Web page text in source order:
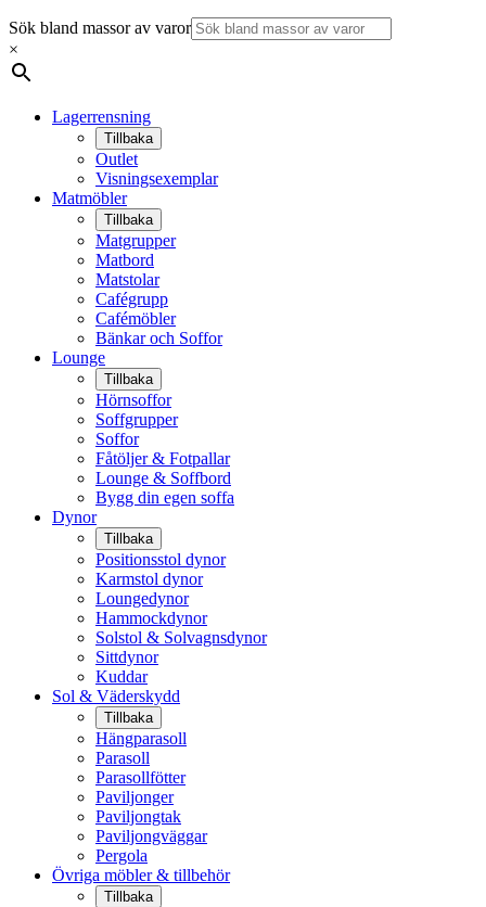
Sök bland massor av varor
×
Lagerrensning
Tillbaka
Outlet
Visningsexemplar
Matmöbler
Tillbaka
Matgrupper
Matbord
Matstolar
Cafégrupp
Cafémöbler
Bänkar och Soffor
Lounge
Tillbaka
Hörnsoffor
Soffgrupper
Soffor
Fåtöljer & Fotpallar
Lounge & Soffbord
Bygg din egen soffa
Dynor
Tillbaka
Positionsstol dynor
Karmstol dynor
Loungedynor
Hammockdynor
Solstol & Solvagnsdynor
Sittdynor
Kuddar
Sol & Väderskydd
Tillbaka
Hängparasoll
Parasoll
Parasollfötter
Paviljonger
Paviljongtak
Paviljongväggar
Pergola
Övriga möbler & tillbehör
Tillbaka